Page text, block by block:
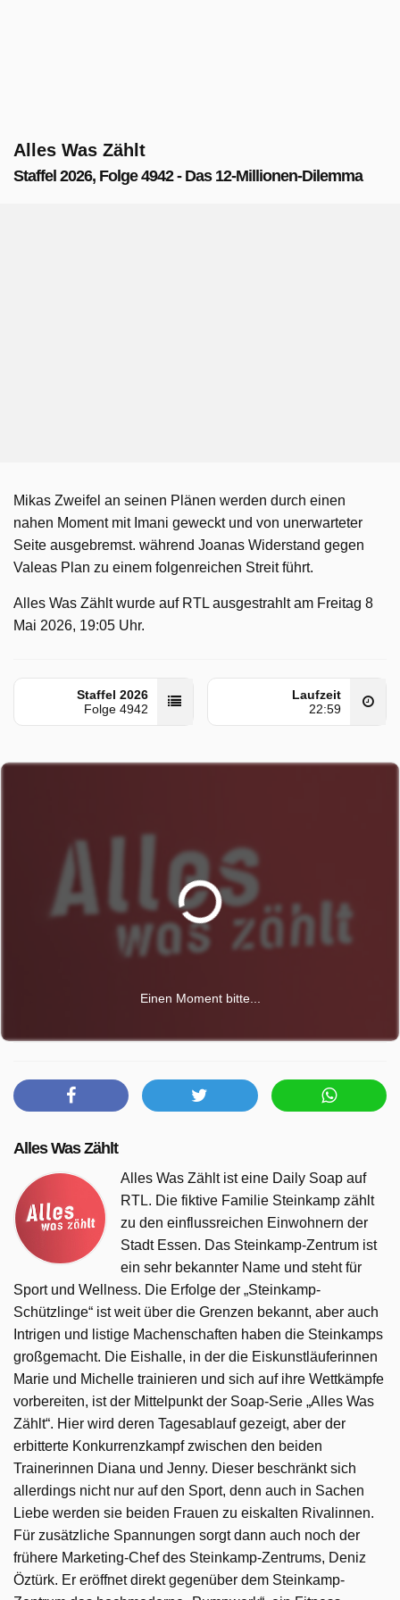
Alles Was Zählt
Staffel 2026, Folge 4942 - Das 12-Millionen-Dilemma
Mikas Zweifel an seinen Plänen werden durch einen
nahen Moment mit Imani geweckt und von unerwarteter
Seite ausgebremst. während Joanas Widerstand gegen
Valeas Plan zu einem folgenreichen Streit führt.
Alles Was Zählt wurde auf RTL ausgestrahlt am Freitag 8
Mai 2026, 19:05 Uhr.
Staffel 2026
Folge 4942
Laufzeit
22:59
Einen Moment bitte...
Alles Was Zählt
Alles Was Zählt ist eine Daily Soap auf
RTL. Die fiktive Familie Steinkamp zählt
zu den einflussreichen Einwohnern der
Stadt Essen. Das Steinkamp-Zentrum ist
ein sehr bekannter Name und steht für
Sport und Wellness. Die Erfolge der „Steinkamp-
Schützlinge“ ist weit über die Grenzen bekannt, aber auch
Intrigen und listige Machenschaften haben die Steinkamps
großgemacht. Die Eishalle, in der die Eiskunstläuferinnen
Marie und Michelle trainieren und sich auf ihre Wettkämpfe
vorbereiten, ist der Mittelpunkt der Soap-Serie „Alles Was
Zählt“. Hier wird deren Tagesablauf gezeigt, aber der
erbitterte Konkurrenzkampf zwischen den beiden
Trainerinnen Diana und Jenny. Dieser beschränkt sich
allerdings nicht nur auf den Sport, denn auch in Sachen
Liebe werden sie beiden Frauen zu eiskalten Rivalinnen.
Für zusätzliche Spannungen sorgt dann auch noch der
frühere Marketing-Chef des Steinkamp-Zentrums, Deniz
Öztürk. Er eröffnet direkt gegenüber dem Steinkamp-